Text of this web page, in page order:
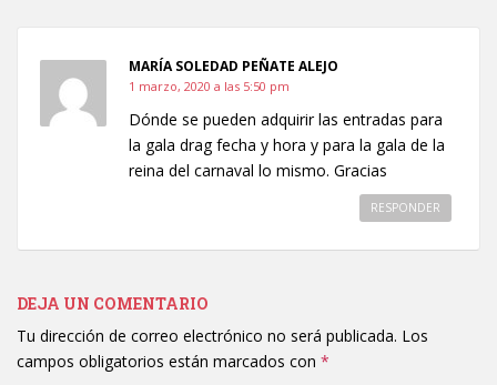
MARÍA SOLEDAD PEÑATE ALEJO
1 marzo, 2020 a las 5:50 pm
Dónde se pueden adquirir las entradas para
la gala drag fecha y hora y para la gala de la
reina del carnaval lo mismo. Gracias
RESPONDER
DEJA UN COMENTARIO
Tu dirección de correo electrónico no será publicada. Los
campos obligatorios están marcados con *